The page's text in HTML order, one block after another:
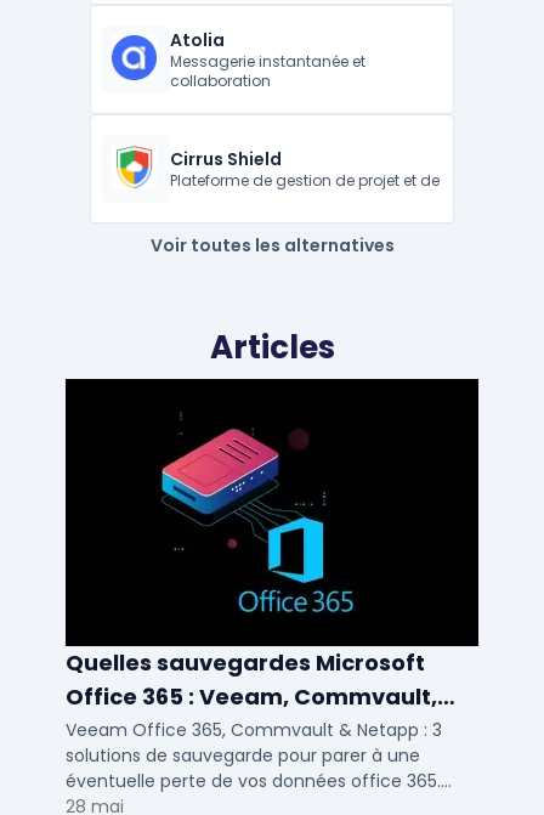
Atolia
Messagerie instantanée et
collaboration
Cirrus Shield
Plateforme de gestion de projet et de
Voir toutes les alternatives
Articles
Quelles sauvegardes Microsoft
Office 365 : Veeam, Commvault,
Netapp
Veeam Office 365, Commvault & Netapp : 3
solutions de sauvegarde pour parer à une
éventuelle perte de vos données office 365.
Voici notre ...
28 mai